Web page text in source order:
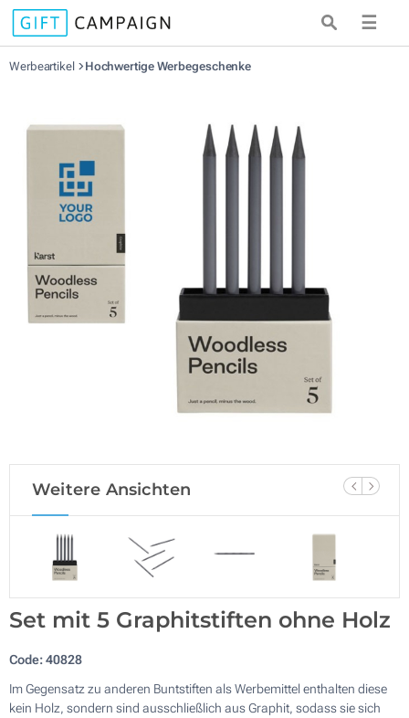
☰
Werbeartikel Hochwertige Werbegeschenke
Weitere Ansichten
Set mit 5 Graphitstiften ohne Holz
Code:40828
Im Gegensatz zu anderen Buntstiften als Werbemittel enthalten diese
kein Holz, sondern sind ausschließlich aus Graphit, sodass sie sich